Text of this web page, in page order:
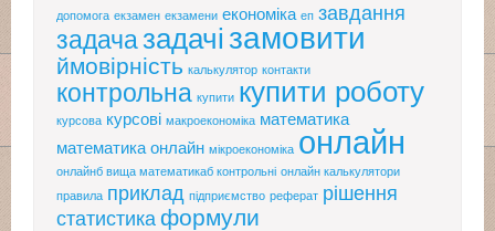
допомога екзамен екзамени економіка еп завдання
задачазадачі замовити
ймовірність калькулятор контакти
контрольна купити купити роботу
курсова курсові макроекономіка математика
математика онлайн мікроекономіка онлайн
онлайнб вища математикаб контрольні онлайн калькулятори
правила приклад підприємство реферат рішення
статистика формули